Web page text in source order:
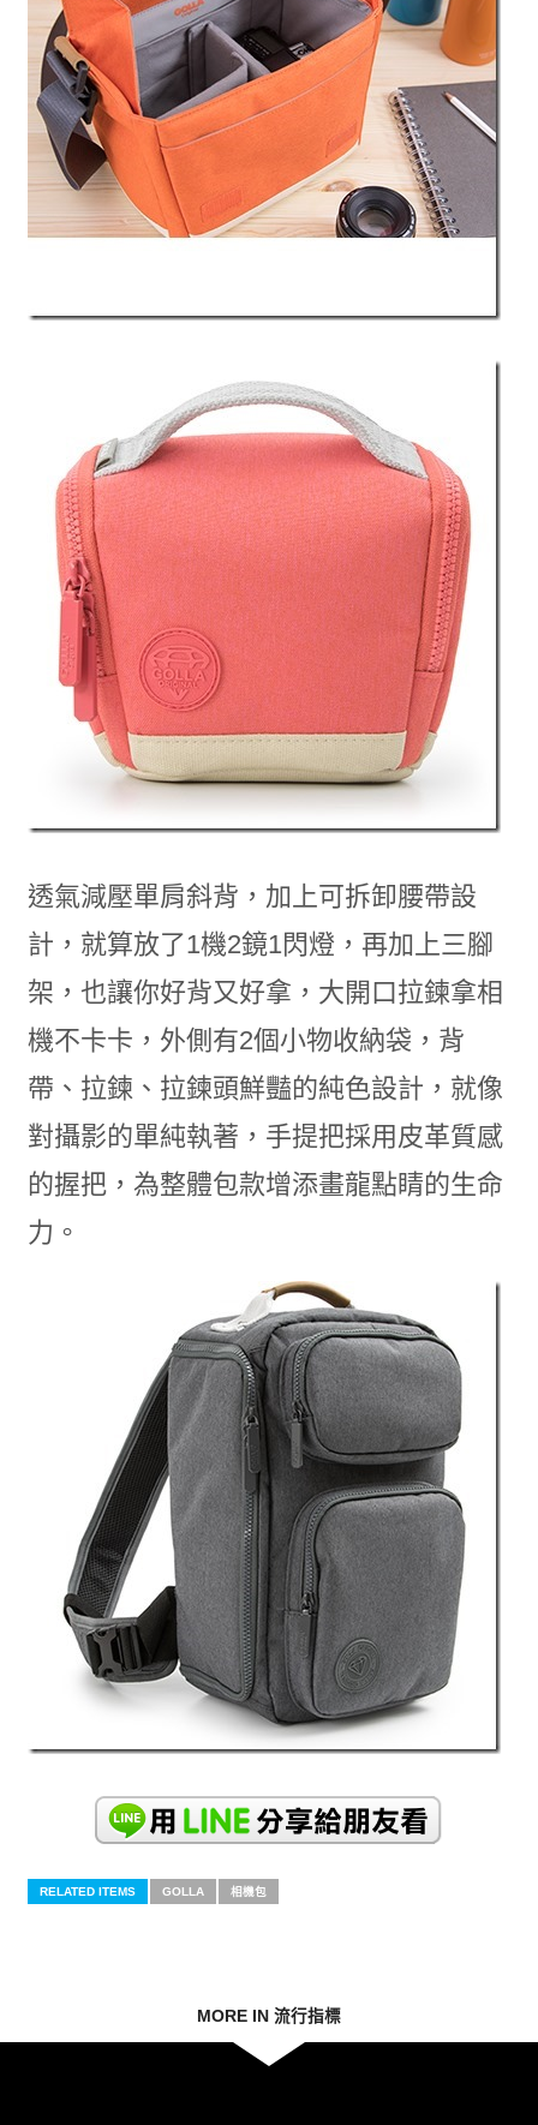
透氣減壓單肩斜背，加上可拆卸腰帶設
計，就算放了1機2鏡1閃燈，再加上三腳
架，也讓你好背又好拿，大開口拉鍊拿相
機不卡卡，外側有2個小物收納袋，背
帶、拉鍊、拉鍊頭鮮豔的純色設計，就像
對攝影的單純執著，手提把採用皮革質感
的握把，為整體包款增添畫龍點睛的生命
力。
RELATED ITEMS GOLLA 相機包
MORE IN 流行指標